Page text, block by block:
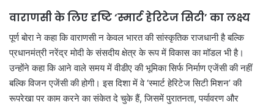
वाराणसी के लिए दृष्टि ‘स्मार्ट हेरिटेज सिटी’ का लक्ष्य
पूर्ण बोरा ने कहा कि वाराणसी न केवल भारत की सांस्कृतिक राजधानी है बल्कि
प्रधानमंत्री नरेंद्र मोदी के संसदीय क्षेत्र के रूप में विकास का मॉडल भी है।
उन्होंने कहा कि आने वाले समय में वीडीए की भूमिका सिर्फ निर्माण एजेंसी की नहीं
बल्कि विजन एजेंसी की होगी। इस दिशा में वे ‘स्मार्ट हेरिटेज सिटी मिशन’ की
रूपरेखा पर काम करने का संकेत दे चुके हैं, जिसमें पुरातनता, पर्यावरण और